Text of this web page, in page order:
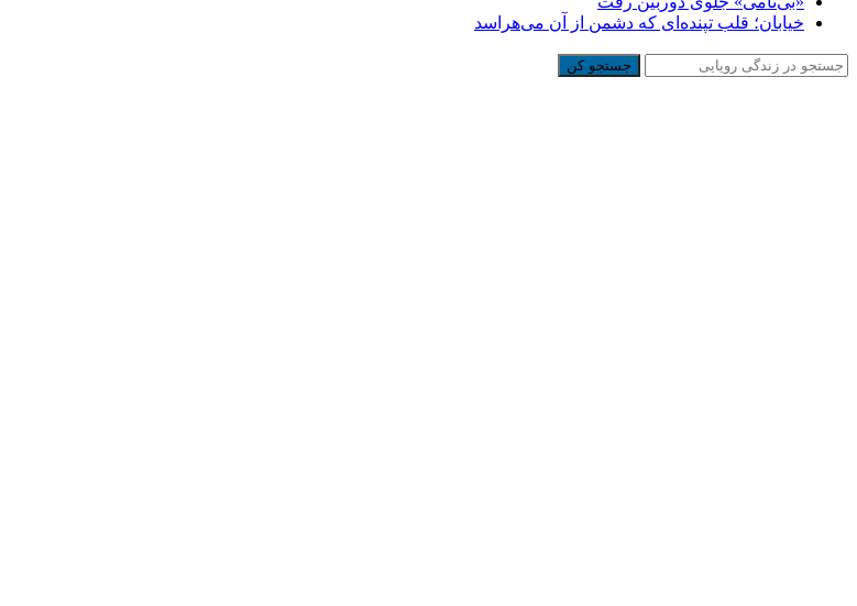
خیابان؛ قلب تپنده‌ای که دشمن از آن می‌هراسد
جستجو کن